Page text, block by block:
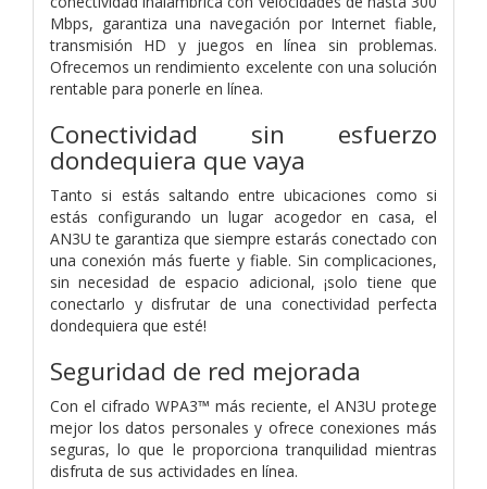
Mbps, garantiza una navegación por Internet fiable,
transmisión HD y juegos en línea sin problemas.
Ofrecemos un rendimiento excelente con una solución
rentable para ponerle en línea.
Conectividad sin esfuerzo
dondequiera que vaya
Tanto si estás saltando entre ubicaciones como si
estás configurando un lugar acogedor en casa, el
AN3U te garantiza que siempre estarás conectado con
una conexión más fuerte y fiable. Sin complicaciones,
sin necesidad de espacio adicional, ¡solo tiene que
conectarlo y disfrutar de una conectividad perfecta
dondequiera que esté!
Seguridad de red mejorada
Con el cifrado WPA3™ más reciente, el AN3U protege
mejor los datos personales y ofrece conexiones más
seguras, lo que le proporciona tranquilidad mientras
disfruta de sus actividades en línea.